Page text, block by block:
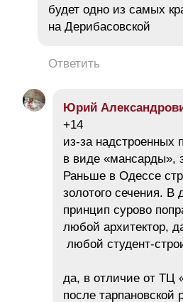
будет одно из самых
на Дерибасовской
Ответить
Юрий
+14
из-за надстроенных
в виде «мансарды»,
Раньше в Одессе
золотого сечения. В
принцип сурово
любой архитектор,
любой студент-
да, в отличие от ТЦ
после тарпановской